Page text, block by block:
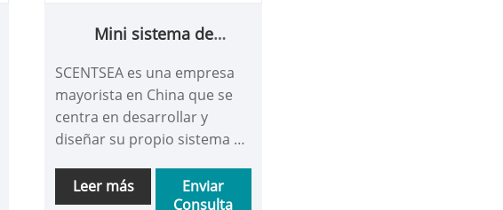
Mini sistema de
inodoro
SCENTSEA es una empresa
mayorista en China que se
centra en desarrollar y
diseñar su propio sistema de
miniinodoros. Nuestra
filosofía corporativa es
Leer más
Enviar
Consulta